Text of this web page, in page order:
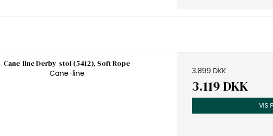
Cane-line Derby-stol (5412), Soft Rope
Cane-line
3.899 DKK
3.119 DKK
VIS